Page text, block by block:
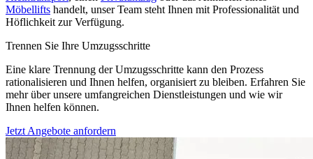
Möbellifts handelt, unser Team steht Ihnen mit Professionalität und
Höflichkeit zur Verfügung.
Trennen Sie Ihre Umzugsschritte
Eine klare Trennung der Umzugsschritte kann den Prozess
rationalisieren und Ihnen helfen, organisiert zu bleiben. Erfahren Sie
mehr über unsere umfangreichen Dienstleistungen und wie wir
Ihnen helfen können.
Jetzt Angebote anfordern